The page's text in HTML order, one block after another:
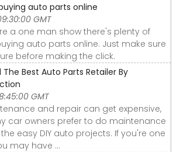
auto parts online
GMT
a one man show there's plenty of
auto parts online. Just make sure
before making the click.
The Best Auto Parts Retailer By
GMT
and repair can get expensive,
car owners prefer to do maintenance
easy DIY auto projects. If you're one
may have ...